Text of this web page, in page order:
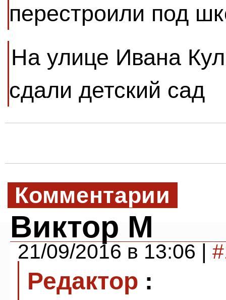
перестроили под
На улице Ивана
сдали детский сад
Комментарии
Виктор М
21/09/2016 в 13:06 |
Редактор :